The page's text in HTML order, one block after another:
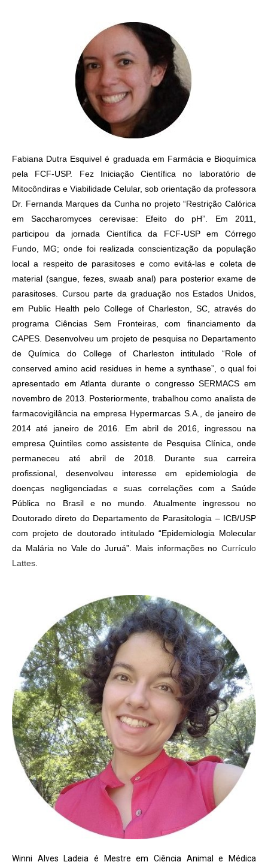
Fabiana Dutra Esquivel é graduada em Farmácia e Bioquímica
pela FCF-USP. Fez Iniciação Científica no laboratório de
Mitocôndiras e Viabilidade Celular, sob orientação da professora
Dr. Fernanda Marques da Cunha no projeto “Restrição Calórica
em Saccharomyces cerevisae: Efeito do pH”. Em 2011,
participou da jornada Científica da FCF-USP em Córrego
Fundo, MG; onde foi realizada conscientização da população
local a respeito de parasitoses e como evitá-las e coleta de
material (sangue, fezes, swaab anal) para posterior exame de
parasitoses. Cursou parte da graduação nos Estados Unidos,
em Public Health pelo College of Charleston, SC, através do
programa Ciências Sem Fronteiras, com financiamento da
CAPES. Desenvolveu um projeto de pesquisa no Departamento
de Química do College of Charleston intitulado “Role of
conserved amino acid residues in heme a synthase”, o qual foi
apresentado em Atlanta durante o congresso SERMACS em
novembro de 2013. Posteriormente, trabalhou como analista de
farmacovigilância na empresa Hypermarcas S.A., de janeiro de
2014 até janeiro de 2016. Em abril de 2016, ingressou na
empresa Quintiles como assistente de Pesquisa Clínica, onde
permaneceu até abril de 2018. Durante sua carreira
profissional, desenvolveu interesse em epidemiologia de
doenças negligenciadas e suas correlações com a Saúde
Pública no Brasil e no mundo. Atualmente ingressou no
Doutorado direto do Departamento de Parasitologia – ICB/USP
com projeto de doutorado intitulado “Epidemiologia Molecular
da Malária no Vale do Juruá”. Mais informações no Currículo
Lattes
Winni Alves Ladeia é Mestre em Ciência Animal e Médica